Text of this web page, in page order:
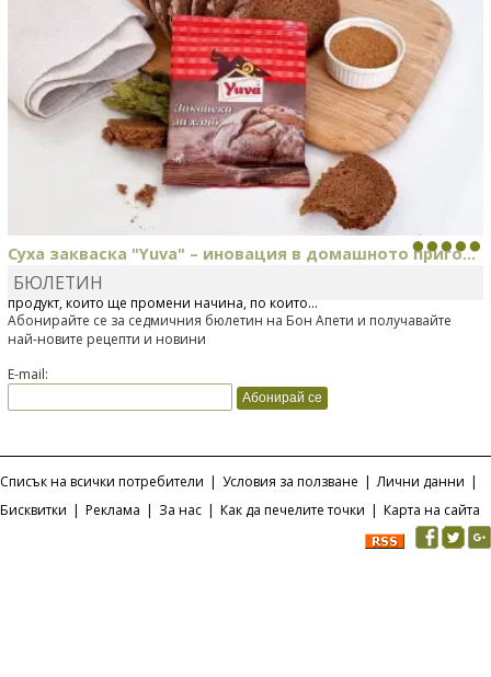
Суха закваска "Yuva" – иновация в домашното приго...
Отскоро Лесафр България стартира предлагането на изцяло нов
продукт, който ще промени начина, по който...
БЮЛЕТИН
Абонирайте се за седмичния бюлетин на Бон Апети и получавайте
най-новите рецепти и новини
E-mail:
Списък на всички потребители | Условия за ползване | Лични данни |
Бисквитки | Реклама | За нас | Как да печелите точки | Карта на сайта